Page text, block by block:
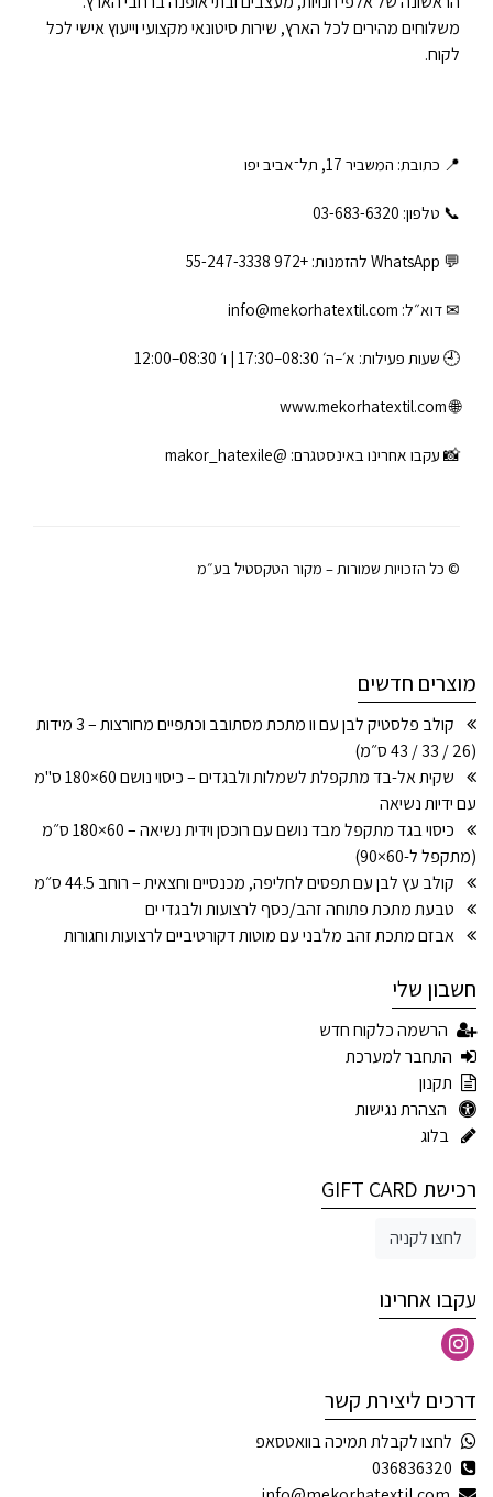
משלוחים מהירים לכל הארץ, שירות סיטונאי מקצועי וייעוץ אישי לכל
לקוח.
📍 כתובת: המשביר 17, תל־אביב יפו
📞 טלפון: ‎03-683-6320
💬 WhatsApp להזמנות: +972 55-247-3338
✉ דוא״ל: info@mekorhatextil.com
🕘 שעות פעילות: א׳–ה׳ 08:30–17:30 | ו׳ 08:30–12:00
🌐
www.mekorhatextil.com
📸 עקבו אחרינו באינסטגרם: @makor_hatexile
© כל הזכויות שמורות – מקור הטקסטיל בע״מ
מוצרים חדשים
קולב פלסטיק לבן עם וו מתכת מסתובב וכתפיים מחורצות – 3 מידות
(26 / 33 / 43 ס״מ)
שקית אל-בד מתקפלת לשמלות ולבגדים – כיסוי נושם 60×180 ס"מ
עם ידיות נשיאה
כיסוי בגד מתקפל מבד נושם עם רוכסן וידית נשיאה – 60×180 ס״מ
(מתקפל ל-60×90)
קולב עץ לבן עם תפסים לחליפה, מכנסיים וחצאית – רוחב 44.5 ס״מ
טבעת מתכת פתוחה זהב/כסף לרצועות ולבגדי ים
אבזם מתכת זהב מלבני עם מוטות דקורטיביים לרצועות וחגורות
חשבון שלי
הרשמה כלקוח חדש
התחבר למערכת
תקנון
הצהרת נגישות
בלוג
רכישת GIFT CARD
לחצו לקניה
עקבו אחרינו
דרכים ליצירת קשר
לחצו לקבלת תמיכה בוואטסאפ
036836320